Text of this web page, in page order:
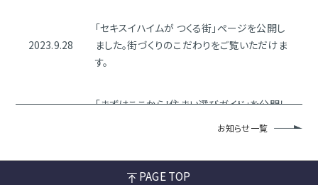
2023.9.28
「セキスイハイムが つくる街」ページを公開し
ました。街づくりのこだわりをご覧いただけま
す。
「まずはここから！住まい選びガイド」を公開し
お知らせ一覧
PAGE TOP